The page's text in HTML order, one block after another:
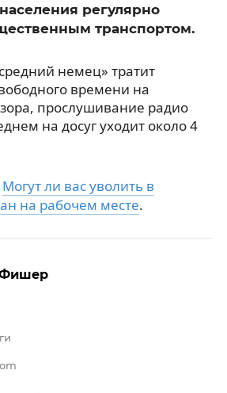
регулярно
транспортом.
немец» тратит
времени на
прослушивание радио
на досуг уходит около 4
Могут ли вас уволить в
на рабочем месте.
Фишер